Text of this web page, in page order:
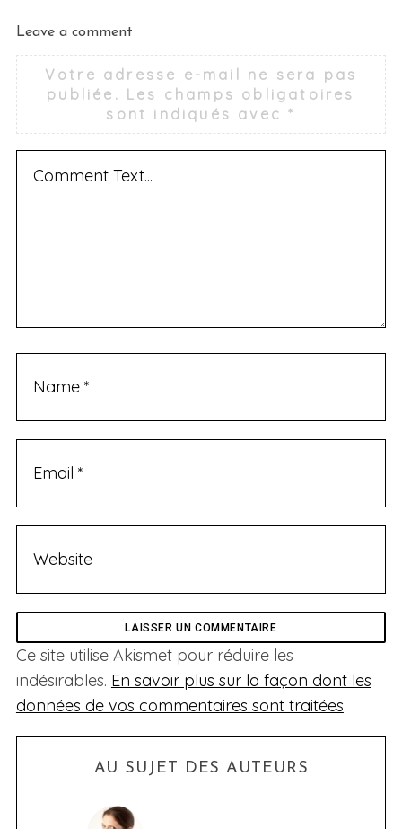
Leave a comment
Votre adresse e-mail ne sera pas
publiée. Les champs obligatoires
sont indiqués avec*
Ce site utilise Akismet pour réduire les
indésirables. En savoir plus sur la façon dont les
données de vos commentaires sont traitées.
AU SUJET DES AUTEURS